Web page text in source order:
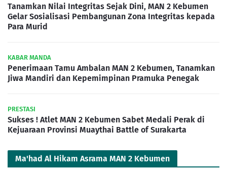
Tanamkan Nilai Integritas Sejak Dini, MAN 2 Kebumen
Gelar Sosialisasi Pembangunan Zona Integritas kepada
Para Murid
KABAR MANDA
Penerimaan Tamu Ambalan MAN 2 Kebumen, Tanamkan
Jiwa Mandiri dan Kepemimpinan Pramuka Penegak
PRESTASI
Sukses ! Atlet MAN 2 Kebumen Sabet Medali Perak di
Kejuaraan Provinsi Muaythai Battle of Surakarta
Ma'had Al Hikam Asrama MAN 2 Kebumen